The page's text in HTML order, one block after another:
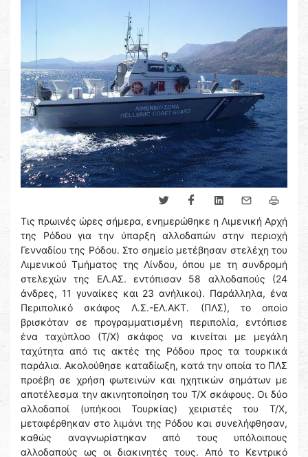
Τις πρωινές ώρες σήμερα, ενημερώθηκε η Λιμενική Αρχή
της Ρόδου για την ύπαρξη αλλοδαπών στην περιοχή
Γενναδίου της Ρόδου. Στο σημείο μετέβησαν στελέχη του
Λιμενικού Τμήματος της Λίνδου, όπου με τη συνδρομή
στελεχών της ΕΛ.ΑΣ. εντόπισαν 58 αλλοδαπούς (24
άνδρες, 11 γυναίκες και 23 ανήλικοι). Παράλληλα, ένα
Περιπολικό σκάφος Λ.Σ.-ΕΛ.ΑΚΤ. (ΠΛΣ), το οποίο
βρισκόταν σε προγραμματισμένη περιπολία, εντόπισε
ένα ταχύπλοο (Τ/Χ) σκάφος να κινείται με μεγάλη
ταχύτητα από τις ακτές της Ρόδου προς τα τουρκικά
παράλια. Ακολούθησε καταδίωξη, κατά την οποία το ΠΛΣ
προέβη σε χρήση φωτεινών και ηχητικών σημάτων με
αποτέλεσμα την ακινητοποίηση του Τ/Χ σκάφους. Οι δύο
αλλοδαποί (υπήκοοι Τουρκίας) χειριστές του Τ/Χ,
μεταφέρθηκαν στο λιμάνι της Ρόδου και συνελήφθησαν,
καθώς αναγνωρίστηκαν από τους υπόλοιπους
αλλοδαπούς ως οι διακινητές τους. Από το Κεντρικό